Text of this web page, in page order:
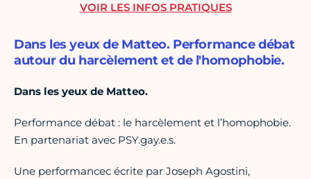
Dans les yeux de Matteo. Performance débat
autour du harcèlement et de l'homophobie.
Dans les yeux de Matteo.
Performance débat : le harcèlement et l’homophobie.
En partenariat avec PSY.gay.e.s.
Une performancec écrite par Joseph Agostini,
VOIR LES INFOS PRATIQUES